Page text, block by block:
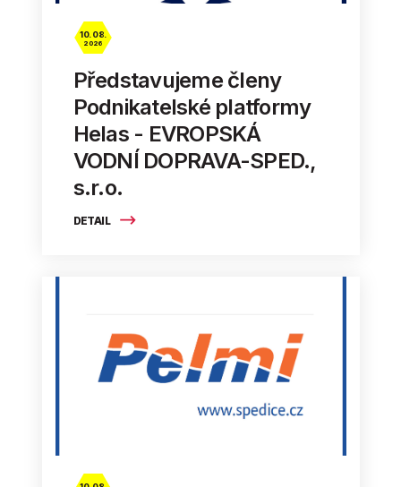
DETAIL
10. 08.
2026
Představujeme členy
Podnikatelské platformy
Helas - EVROPSKÁ
VODNÍ DOPRAVA-SPED.,
s.r.o.